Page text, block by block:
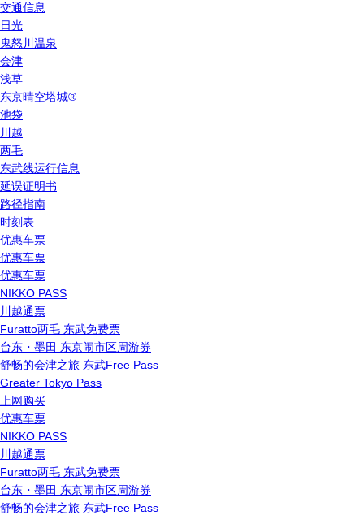
交通信息
日光
鬼怒川温泉
会津
浅草
东京晴空塔城®
池袋
川越
两毛
东武线运行信息
延误证明书
路径指南
时刻表
优惠车票
优惠车票
优惠车票
NIKKO PASS
川越通票
Furatto两毛 东武免费票
台东・墨田 东京闹市区周游券
舒畅的会津之旅 东武Free Pass
Greater Tokyo Pass
上网购买
优惠车票
NIKKO PASS
川越通票
Furatto两毛 东武免费票
台东・墨田 东京闹市区周游券
舒畅的会津之旅 东武Free Pass